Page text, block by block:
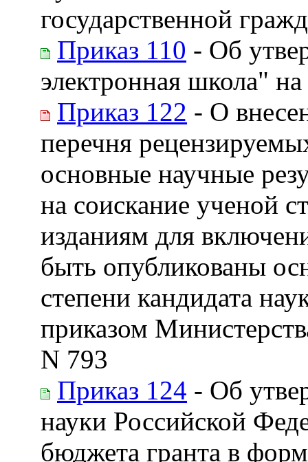
государственной
Приказ 110 - Об
электронная школа"
Приказ 122 - О
перечня
основные научные
на соискание ученой
изданиям для
быть опубликованы
степени кандидата
приказом
N 793
Приказ 124 - Об
науки Российской
бюджета гранта в